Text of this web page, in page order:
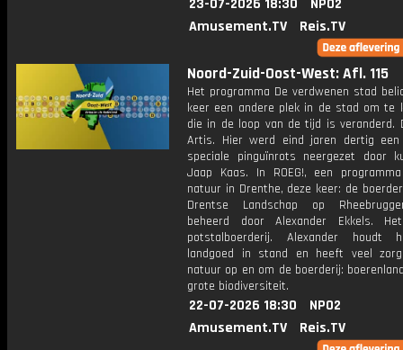
23-07-2026 18:30
NPO2
Amusement.TV
Reis.TV
Noord-Zuid-Oost-West: Afl. 115
Het programma De verdwenen stad
keer een andere plek in de stad om te
die in de loop van de tijd is veranderd.
Artis. Hier werd eind jaren dertig
speciale pinguïnrots neergezet door
Jaap Kaas. In ROEG!, een
natuur in Drenthe, deze keer: de
Drentse Landschap op
beheerd door Alexander Ekkels.
potstalboerderij. Alexander houdt
landgoed in stand en heeft veel
natuur op en om de boerderij:
grote biodiversiteit.
22-07-2026 18:30
NPO2
Amusement.TV
Reis.TV